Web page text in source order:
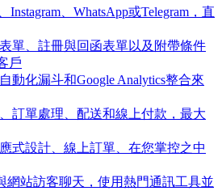
Instagram、WhatsApp或Telegram，直
單、註冊與回函表單以及附帶條件
戶
動化漏斗和Google Analytics整合來
訂單處理、配送和線上付款，最大
式設計、線上訂單、在您掌控之中
網站訪客聊天，使用熱門通訊工具並